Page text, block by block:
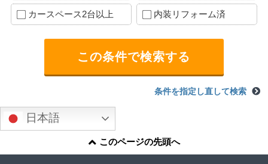
カースペース2台以上 内装リフォーム済
条件を指定し直して検索
日本語
このページの先頭へ